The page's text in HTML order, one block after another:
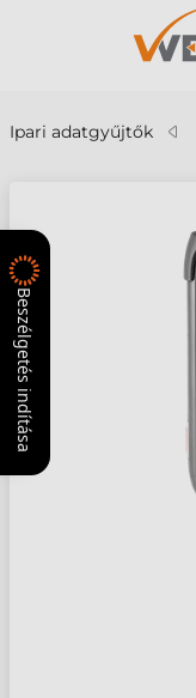
Ipari adatgyűjtők
Beszélgetés indítása